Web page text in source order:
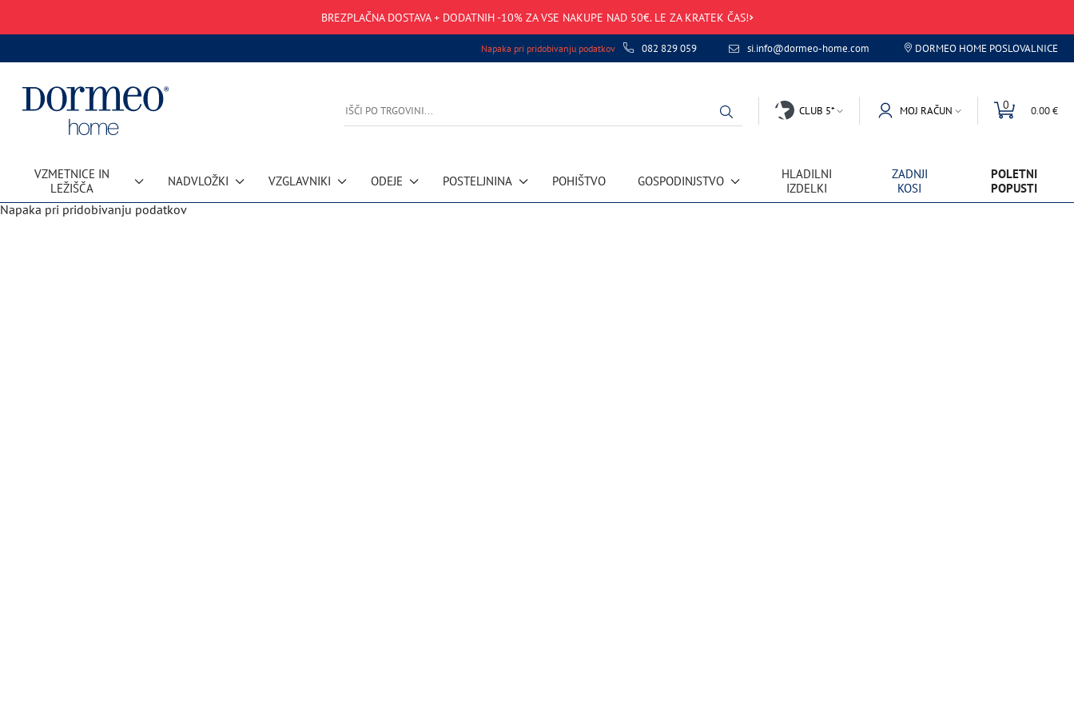
BREZPLAČNA DOSTAVA + DODATNIH -10% ZA VSE NAKUPE NAD 50€. LE ZA KRATEK ČAS!
Napaka pri pridobivanju podatkov 082 829 059 si.info@dormeo-home.com DORMEO HOME POSLOVALNICE
CLUB 5* MOJ RAČUN 0 0.00 €
VZMETNICE IN
LEŽIŠČA
NADVLOŽKI VZGLAVNIKI ODEJE POSTELJNINA POHIŠTVO GOSPODINJSTVO
HLADILNI
IZDELKI
ZADNJI
KOSI
POLETNI
POPUSTI
Napaka pri pridobivanju podatkov